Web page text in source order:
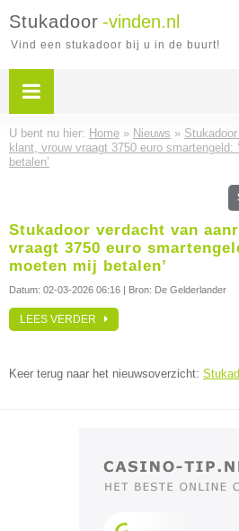
Stukadoor -vinden.nl
Vind een stukadoor bij u in de buurt!
U bent nu hier: Home » Nieuws »
klant, vrouw vraagt 3750 euro smartengeld:
betalen’
Stukadoor verdacht van
vraagt 3750 euro
moeten mij betalen’
Datum: 02-03-2026 06:16 | Bron: De Gelderlander
LEES VERDER
Keer terug naar het nieuwsoverzicht: